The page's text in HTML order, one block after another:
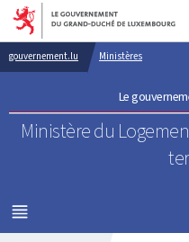
Aller au
Aller
gouvernement.lu Ministères
Le
Ministère du
MENU
PRINCIPAL